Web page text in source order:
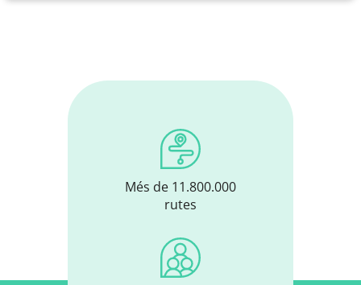
Més de 11.800.000
rutes